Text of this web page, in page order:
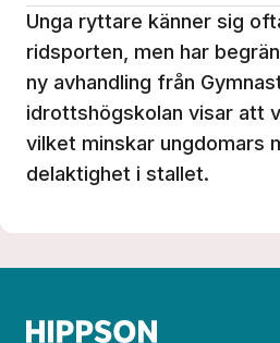
Unga ryttare känner sig
ridsporten, men har
ny avhandling från
idrottshögskolan visar att
vilket minskar ungdomars
delaktighet i stallet.